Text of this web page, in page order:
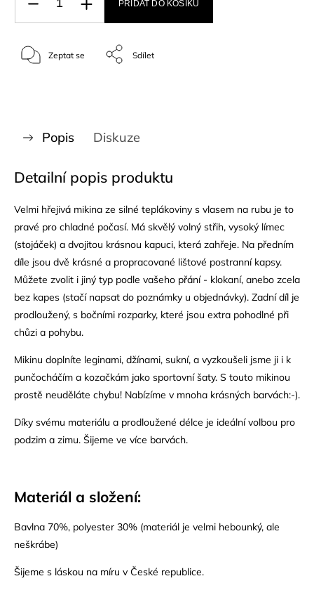
PŘIDAT DO KOŠÍKU
Zeptat se Sdílet
Popis Diskuze
Detailní popis produktu
Velmi hřejivá mikina ze silné teplákoviny s vlasem na rubu je to
pravé pro chladné počasí. Má skvělý volný střih, vysoký límec
(stojáček) a dvojitou krásnou kapuci, která zahřeje. Na předním
díle jsou dvě krásné a propracované lištové postranní kapsy.
Můžete zvolit i jiný typ podle vašeho přání - klokaní, anebo zcela
bez kapes (stačí napsat do poznámky u objednávky). Zadní díl je
prodloužený, s bočními rozparky, které jsou extra pohodlné při
chůzi a pohybu.
Mikinu doplníte leginami, džínami, sukní, a vyzkoušeli jsme ji i k
punčocháčím a kozačkám jako sportovní šaty. S touto mikinou
prostě neuděláte chybu! Nabízíme v mnoha krásných barvách:-).
Díky svému materiálu a prodloužené délce je ideální volbou pro
podzim a zimu. Šijeme ve více barvách.
Materiál a složení:
Bavlna 70%, polyester 30% (materiál je velmi hebounký, ale
neškrábe)
Šijeme s láskou na míru v České republice.